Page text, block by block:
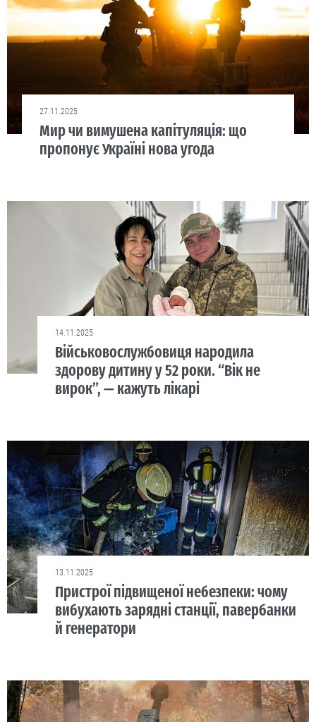
27.11.2025
Мир чи вимушена капітуляція: що
пропонує Україні нова угода
14.11.2025
Військовослужбовиця народила
здорову дитину у 52 роки. “Вік не
вирок”, — кажуть лікарі
13.11.2025
Пристрої підвищеної небезпеки: чому
вибухають зарядні станції, павербанки
й генератори